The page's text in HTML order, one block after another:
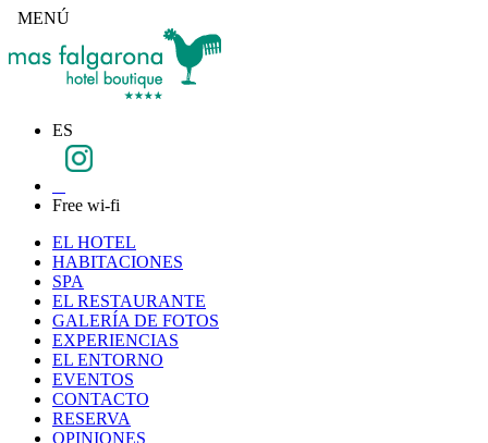
MENÚ
ES
Free wi-fi
EL HOTEL
HABITACIONES
SPA
EL RESTAURANTE
GALERÍA DE FOTOS
EXPERIENCIAS
EL ENTORNO
EVENTOS
CONTACTO
RESERVA
OPINIONES